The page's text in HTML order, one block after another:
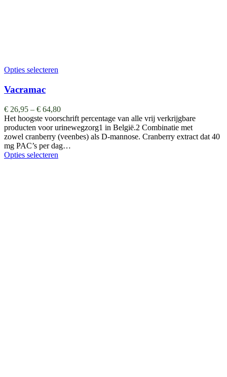
Opties selecteren
Vacramac
€ 26,95 – € 64,80
Het hoogste voorschrift percentage van alle vrij verkrijgbare
producten voor urinewegzorg1 in België.2 Combinatie met
zowel cranberry (veenbes) als D-mannose. Cranberry extract dat 40
mg PAC’s per dag…
Opties selecteren